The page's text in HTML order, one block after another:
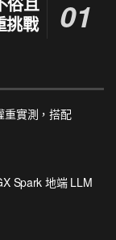
挑戰
重實測，搭配
Spark 地端 LLM